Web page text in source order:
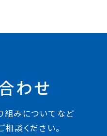
わせ
組みについてなど
談ください。